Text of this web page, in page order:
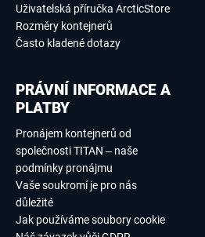
Uživatelská příručka ArcticStore
Rozměry kontejnerů
Často kladené dotazy
PRÁVNÍ INFORMACE A
PLATBY
Pronájem kontejnerů od
společnosti TITAN – naše
podmínky pronájmu
Vaše soukromí je pro nás
důležité
Jak používáme soubory cookie